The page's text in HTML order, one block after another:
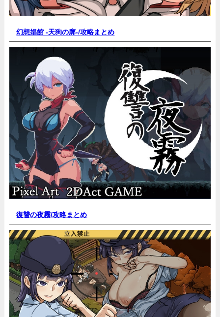
幻想娼館 -天狗の廓-/攻略まとめ
復讐の夜霧/攻略まとめ